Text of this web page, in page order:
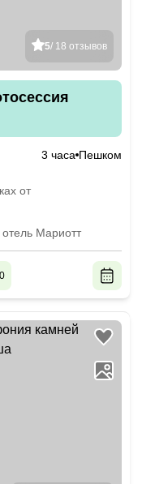
5/ 18 отзывов
3 часа Пешком
от
Мариотт